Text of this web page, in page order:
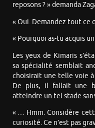
reposons ? » demanda
« Oui. Demandez tout ce
« Pourquoi as-tu acquis
Les yeux de Kimaris
sa spécialité semblait
choisirait une telle voie à
De plus, il fallait une
atteindre un tel stade
« … Hmm. Considère
curiosité. Ce n’est pas